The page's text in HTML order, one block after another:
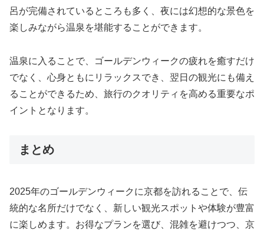
呂が完備されているところも多く、夜には幻想的な景色を
楽しみながら温泉を堪能することができます。
温泉に入ることで、ゴールデンウィークの疲れを癒すだけ
でなく、心身ともにリラックスでき、翌日の観光にも備え
ることができるため、旅行のクオリティを高める重要なポ
イントとなります。
まとめ
2025年のゴールデンウィークに京都を訪れることで、伝
統的な名所だけでなく、新しい観光スポットや体験が豊富
に楽しめます。お得なプランを選び、混雑を避けつつ、京